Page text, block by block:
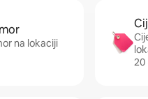
na lokaciji
20